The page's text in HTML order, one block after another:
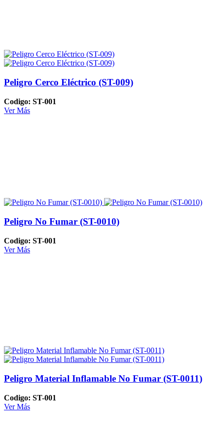
Peligro Cerco Eléctrico (ST-009)
Codigo: ST-001
Ver Más
Peligro No Fumar (ST-0010)
Codigo: ST-001
Ver Más
Peligro Material Inflamable No Fumar (ST-0011)
Codigo: ST-001
Ver Más